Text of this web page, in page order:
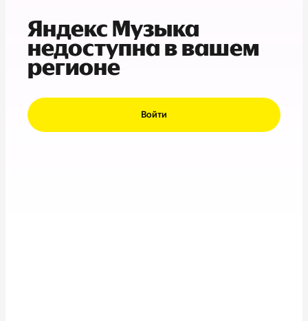
Яндекс Музыка
недоступна в вашем
регионе
Войти